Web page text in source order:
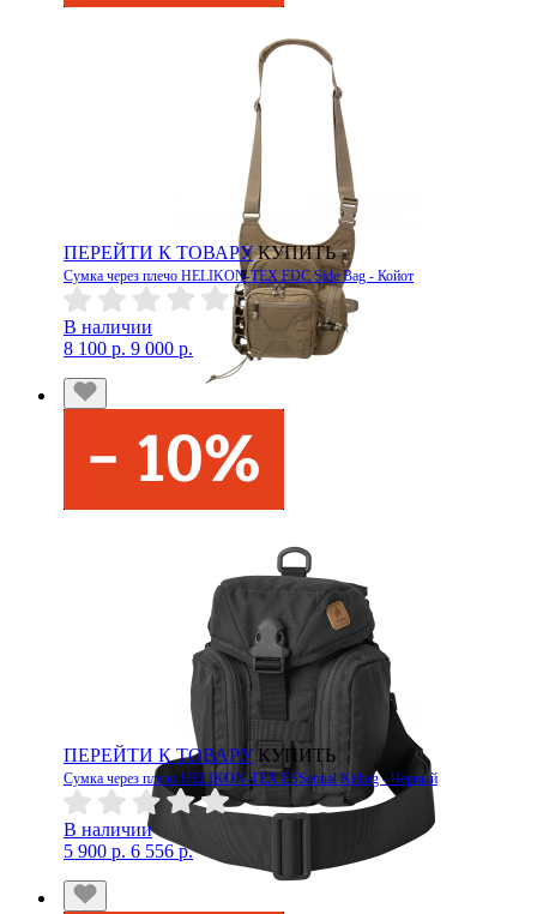
ПЕРЕЙТИ К ТОВАРУ КУПИТЬ
Сумка через плечо HELIKON-TEX EDC Side Bag - Койот
В наличии
8 100 р. 9 000 р.
ПЕРЕЙТИ К ТОВАРУ КУПИТЬ
Сумка через плечо HELIKON-TEX ESSential Kitbag - Черный
В наличии
5 900 р. 6 556 р.